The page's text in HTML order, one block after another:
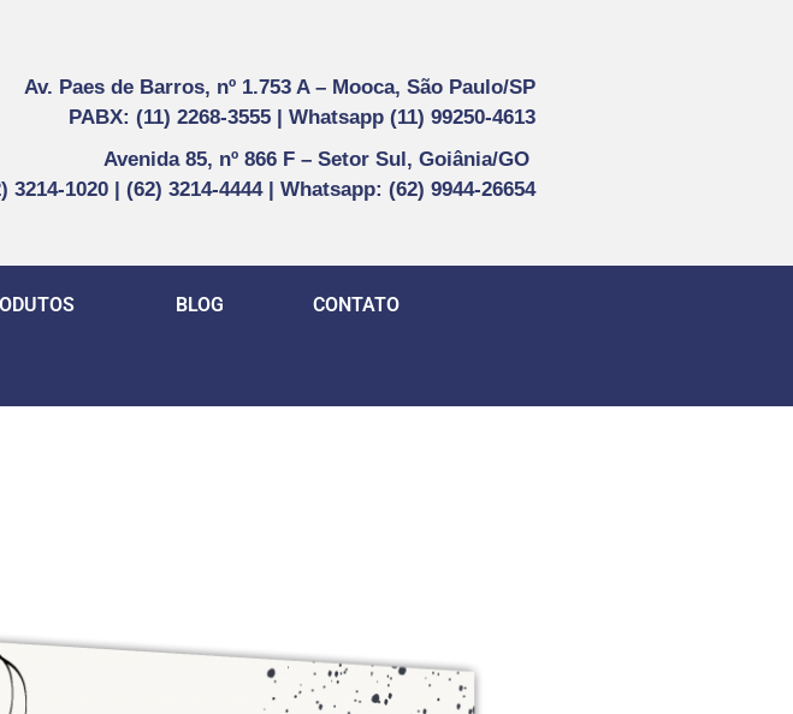
Av. Paes de Barros, nº 1.753 A – Mooca, São Paulo/SP
PABX: (11) 2268-3555 | Whatsapp (11) 99250-4613
Avenida 85, nº 866 F – Setor Sul, Goiânia/GO
3214-1020 | (62) 3214-4444 | Whatsapp: (62) 9944-26654
BLOG CONTATO